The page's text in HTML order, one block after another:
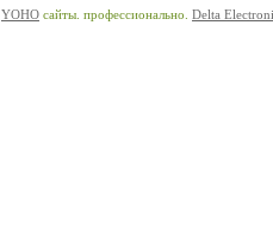
YOHO сайты. профессионально. Delta